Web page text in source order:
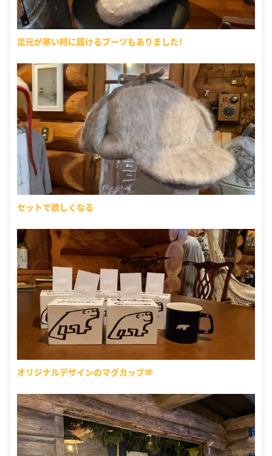
足元が寒い時に履けるブーツもありました！
セットで欲しくなる
オリジナルデザインのマグカップ🫶